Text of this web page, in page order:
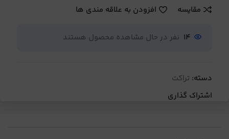
مقایسه
افزودن به علاقه مندی ها
14 نفر در حال مشاهده محصول هستند
دسته: تراکت
اشتراک گذاری